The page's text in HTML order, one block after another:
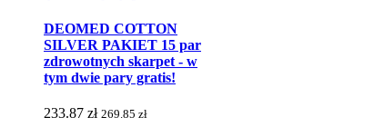
DEOMED COTTON
SILVER PAKIET 15 par
zdrowotnych skarpet - w
tym dwie pary gratis!
233.87 zł 269.85 zł